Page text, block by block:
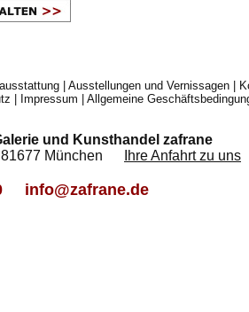
Ausstellungen und Vernissagen
Impressum Allgemeine
und Kunsthandel zafrane
München
Ihre Anfahrt zu uns
info@zafrane.de